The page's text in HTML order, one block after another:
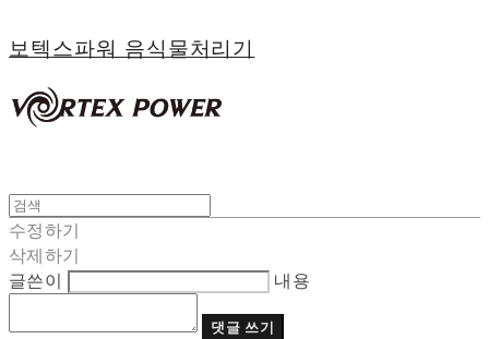
보텍스파워 음식물처리기
수정하기
삭제하기
글쓴이
내용
댓글 쓰기